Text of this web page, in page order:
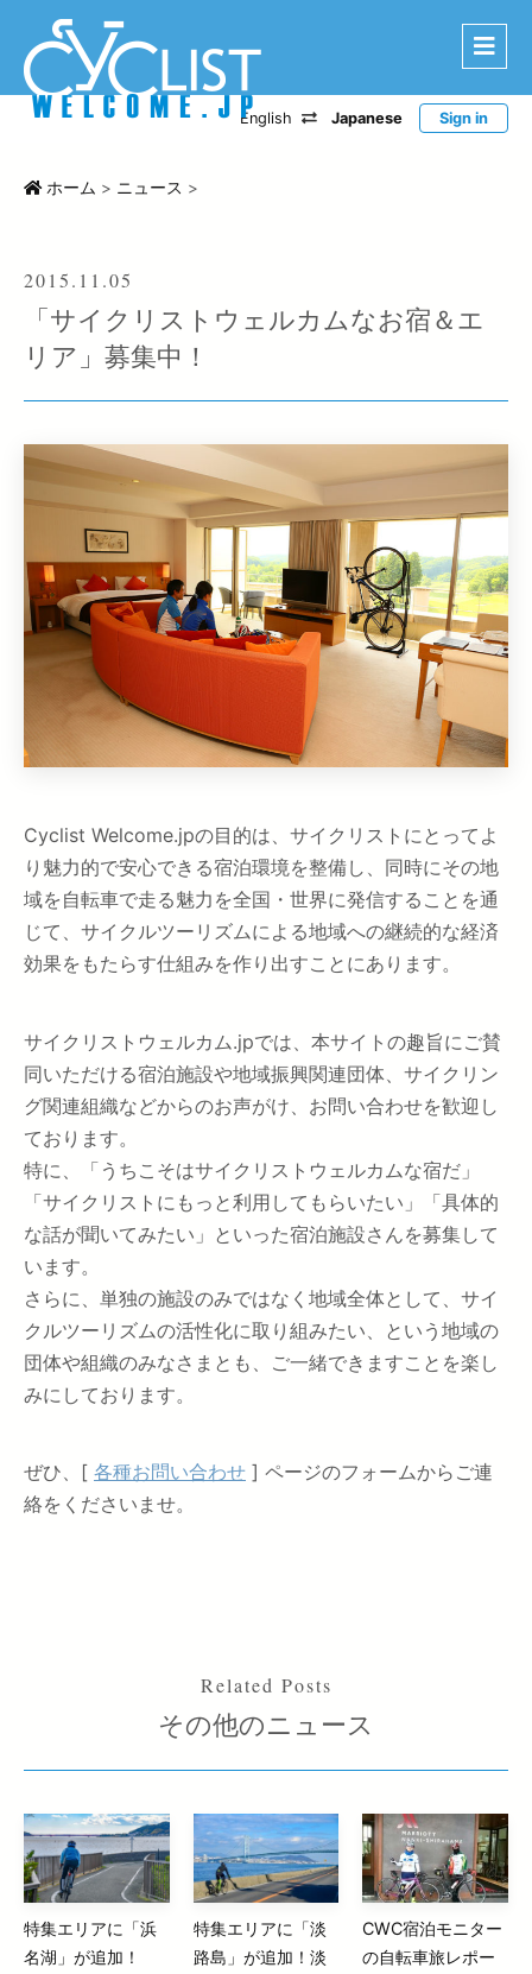
登録宿泊施設
宿泊レポート
ツアー・イベントから探す
CWC
English Japanese Sign in
ホーム > ニュース >
「サイクリストウェルカムなお宿＆エ
リア」募集中！
Cyclist Welcome.jpの目的は、サイクリストにとってよ
り魅力的で安心できる宿泊環境を整備し、同時にその地
域を自転車で走る魅力を全国・世界に発信することを通
じて、サイクルツーリズムによる地域への継続的な経済
効果をもたらす仕組みを作り出すことにあります。
サイクリストウェルカム.jpでは、本サイトの趣旨にご賛
同いただける宿泊施設や地域振興関連団体、サイクリン
グ関連組織などからのお声がけ、お問い合わせを歓迎し
ております。
特に、「うちこそはサイクリストウェルカムな宿だ」
「サイクリストにもっと利用してもらいたい」「具体的
な話が聞いてみたい」といった宿泊施設さんを募集して
います。
さらに、単独の施設のみではなく地域全体として、サイ
クルツーリズムの活性化に取り組みたい、という地域の
団体や組織のみなさまとも、ご一緒できますことを楽し
みにしております。
ぜひ、[ 各種お問い合わせ ] ページのフォームからご連
絡をくださいませ。
その他のニュース
特集エリアに「浜
名湖」が追加！
特集エリアに「淡
路島」が追加！淡
CWC宿泊モニター
の自転車旅レポー